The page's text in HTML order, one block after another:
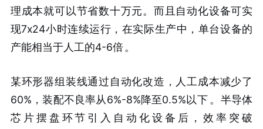
理成本就可以节省数十万元。而且自动化设备可实
现7x24小时连续运行，在实际生产中，单台设备的
产能相当于人工的4-6倍。
某环形器组装线通过自动化改造，人工成本减少了
60%，装配不良率从6%-8%降至0.5%以下。半导体
芯片摆盘环节引入自动化设备后，效率突破